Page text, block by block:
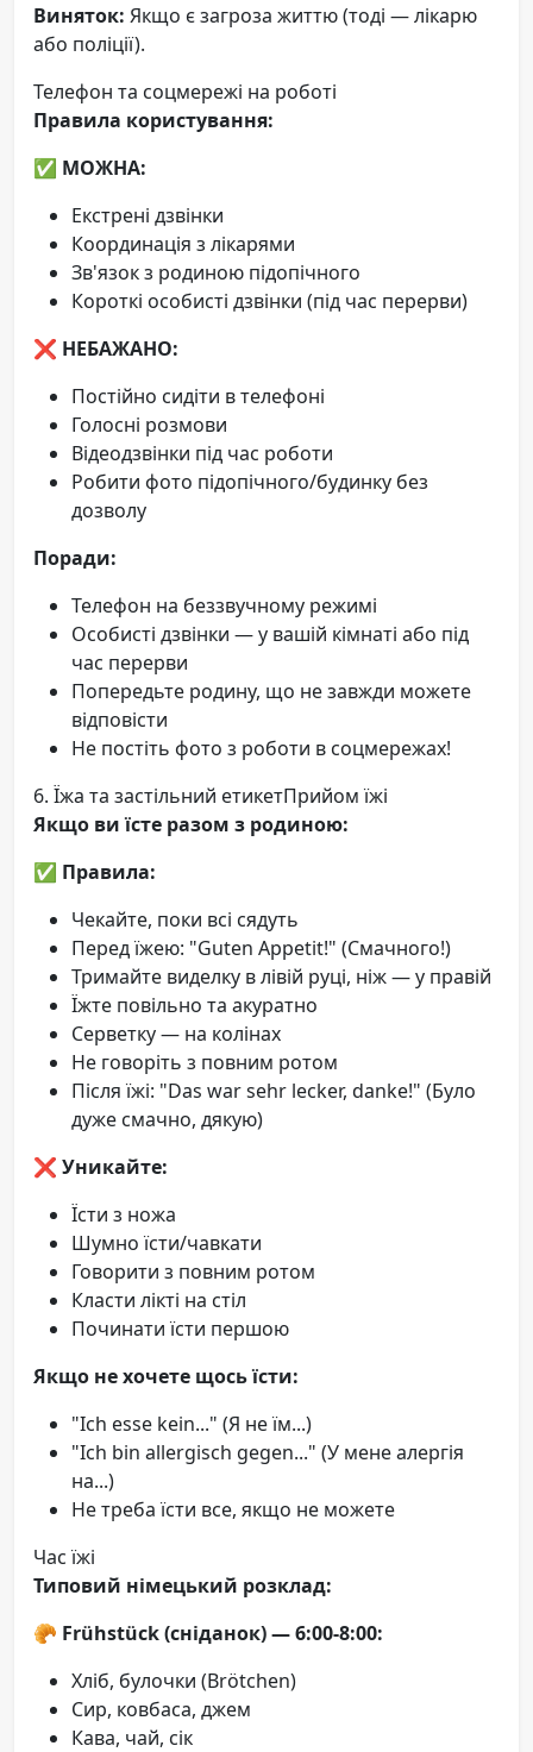
Виняток: Якщо є загроза життю (тоді — лікарю
або поліції).
Телефон та соцмережі на роботі
Правила користування:
✅ МОЖНА:
Екстрені дзвінки
Координація з лікарями
Зв'язок з родиною підопічного
Короткі особисті дзвінки (під час перерви)
❌ НЕБАЖАНО:
Постійно сидіти в телефоні
Голосні розмови
Відеодзвінки під час роботи
Робити фото підопічного/будинку без
дозволу
Поради:
Телефон на беззвучному режимі
Особисті дзвінки — у вашій кімнаті або під
час перерви
Попередьте родину, що не завжди можете
відповісти
Не постіть фото з роботи в соцмережах!
6. Їжа та застільний етикетПрийом їжі
Якщо ви їсте разом з родиною:
✅ Правила:
Чекайте, поки всі сядуть
Перед їжею: "Guten Appetit!" (Смачного!)
Тримайте виделку в лівій руці, ніж — у правій
Їжте повільно та акуратно
Серветку — на колінах
Не говоріть з повним ротом
Після їжі: "Das war sehr lecker, danke!" (Було
дуже смачно, дякую)
❌ Уникайте:
Їсти з ножа
Шумно їсти/чавкати
Говорити з повним ротом
Класти лікті на стіл
Починати їсти першою
Якщо не хочете щось їсти:
"Ich esse kein..." (Я не їм...)
"Ich bin allergisch gegen..." (У мене алергія
на...)
Не треба їсти все, якщо не можете
Час їжі
Типовий німецький розклад:
🥐 Frühstück (сніданок) — 6:00-8:00:
Хліб, булочки (Brötchen)
Сир, ковбаса, джем
Кава, чай, сік